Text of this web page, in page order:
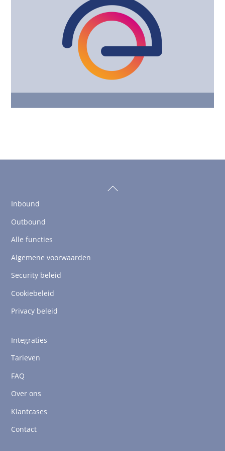
Back
Inbound
Outbound
Alle functies
Algemene voorwaarden
Security beleid
Cookiebeleid
Privacy beleid
Integraties
Tarieven
FAQ
Over ons
Klantcases
Contact